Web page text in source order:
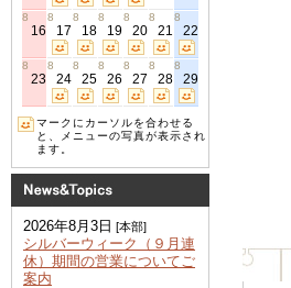
8
16
8
17
8
18
8
19
8
20
8
21
8
22
8
23
8
24
8
25
8
26
8
27
8
28
8
29
マークにカーソルを合わせる
と、メニューの写真が表示され
ます。
2026年8月3日 [本部]
シルバーウィーク（９月連
休）期間の営業についてご
案内